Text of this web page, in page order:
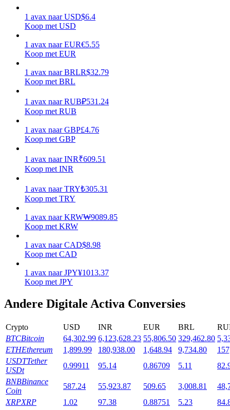
Macht varkentje
Uitzetten
Hoog rendement en directe toegang
Flexibel staken om populaire tokens te verdienen.
1 avax naar USD$6.4
Koop met USD
1 avax naar EUR€5.55
Koop met EUR
1 avax naar BRLR$32.79
Koop met BRL
1 avax naar RUB₽531.24
Koop met RUB
1 avax naar GBP£4.76
Koop met GBP
1 avax naar INR₹609.51
Koop met INR
1 avax naar TRY₺305.31
Koop met TRY
1 avax naar KRW₩9089.85
Koop met KRW
1 avax naar CAD$8.98
Koop met CAD
1 avax naar JPY¥1013.37
Koop met JPY
Andere Digitale Activa Conversies
Crypto USD INR EUR BRL
BTCBitcoin 64,302.99 6,123,628.23 55,806.50 329,462.80
ETHEthereum 1,899.99 180,938.00 1,648.94 9,734.80
USDTTether
USDt
0.99911 95.14 0.86709 5.11
BNBBinance
Coin
587.24 55,923.87 509.65 3,008.81
XRPXRP 1.02 97.38 0.88751 5.23